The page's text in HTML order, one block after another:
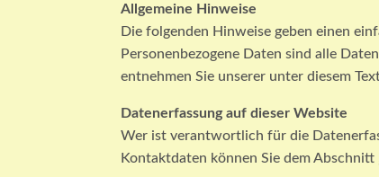
Allgemeine Hinweise
Die folgenden Hinweise geben einen
Personenbezogene Daten sind alle
entnehmen Sie unserer unter diesem
Datenerfassung auf dieser Website
Wer ist verantwortlich für die
Kontaktdaten können Sie dem